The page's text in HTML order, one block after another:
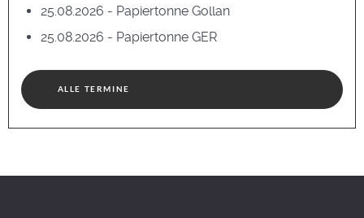
25.08.2026 - Papiertonne Gollan
25.08.2026 - Papiertonne GER
ALLE TERMINE